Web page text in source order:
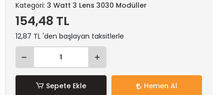
Kategori: 3 Watt 3 Lens 3030 Modüller
154,48 TL
12,87 TL 'den başlayan taksitlerle
Sepete Ekle Hemen Al